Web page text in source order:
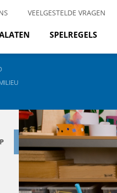
VEELGESTELDE VRAGEN
SPELREGELS